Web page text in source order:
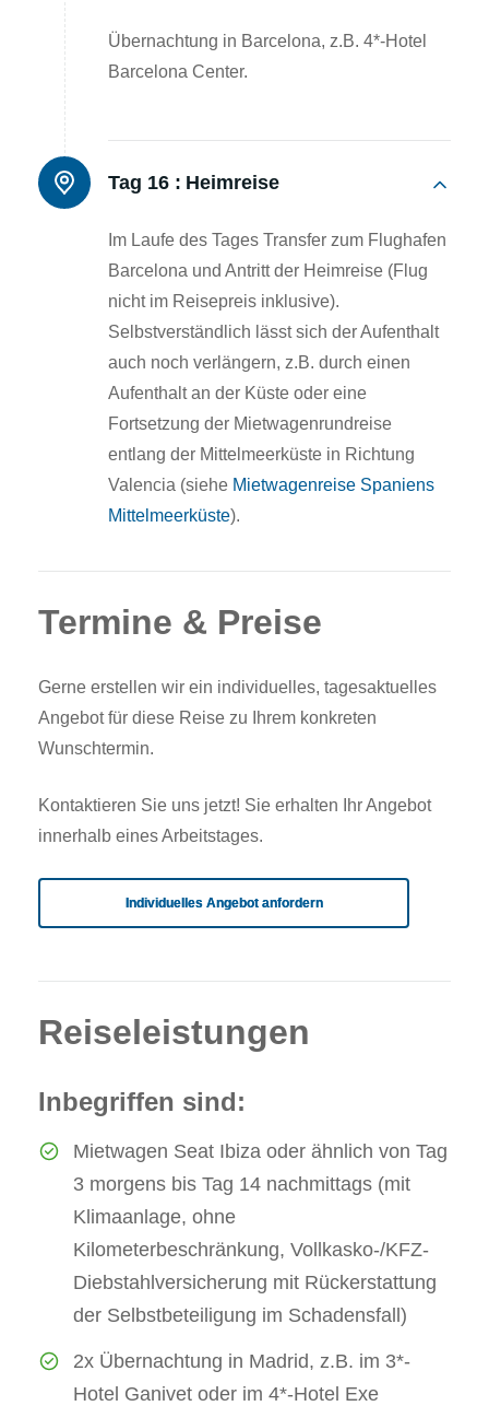
Übernachtung in Barcelona, z.B. 4*-Hotel
Barcelona Center.
Tag 16 : Heimreise
Im Laufe des Tages Transfer zum Flughafen
Barcelona und Antritt der Heimreise (Flug
nicht im Reisepreis inklusive).
Selbstverständlich lässt sich der Aufenthalt
auch noch verlängern, z.B. durch einen
Aufenthalt an der Küste oder eine
Fortsetzung der Mietwagenrundreise
entlang der Mittelmeerküste in Richtung
Valencia (siehe Mietwagenreise Spaniens
Mittelmeerküste).
Termine & Preise
Gerne erstellen wir ein individuelles, tagesaktuelles
Angebot für diese Reise zu Ihrem konkreten
Wunschtermin.
Kontaktieren Sie uns jetzt! Sie erhalten Ihr Angebot
innerhalb eines Arbeitstages.
Individuelles Angebot anfordern
Reiseleistungen
Inbegriffen sind:
Mietwagen Seat Ibiza oder ähnlich von Tag
3 morgens bis Tag 14 nachmittags (mit
Klimaanlage, ohne
Kilometerbeschränkung, Vollkasko-/KFZ-
Diebstahlversicherung mit Rückerstattung
der Selbstbeteiligung im Schadensfall)
2x Übernachtung in Madrid, z.B. im 3*-
Hotel Ganivet oder im 4*-Hotel Exe